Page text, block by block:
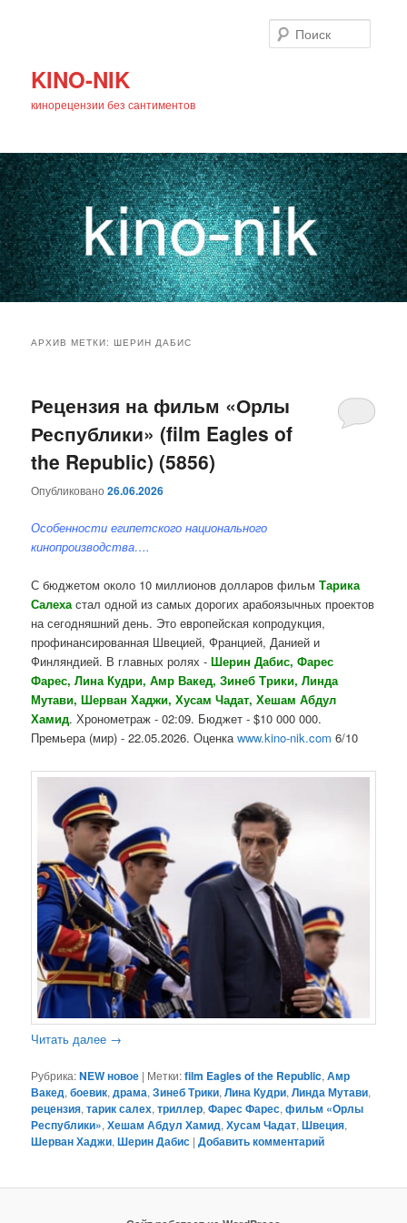
KINO-NIK
кинорецензии без сантиментов
основному
содержимому
дополнительному
содержимому
АРХИВ МЕТКИ:ШЕРИН ДАБИС
Рецензия на фильм «Орлы
Республики» (film Eagles of
the Republic) (5856)
Опубликовано26.06.2026
Особенности египетского национального
кинопроизводства….
С бюджетом около 10 миллионов долларов фильмТарика
Салехастал одной из самых дорогих арабоязычных проектов
на сегодняшний день. Это европейская копродукция,
профинансированная Швецией, Францией, Данией и
Финляндией. В главных ролях -Шерин Дабис, Фарес
Фарес, Лина Кудри, Амр Вакед, Зинеб Трики, Линда
Мутави, Шерван Хаджи, Хусам Чадат, Хешам Абдул
Хамид. Хронометраж - 02:09. Бюджет - $10 000 000.
Премьера (мир) - 22.05.2026. Оценкаwww.kino-nik.com 6/10
Читать далее →
Рубрика:NEW новое | Метки:film Eagles of the Republic,Амр
Вакед,боевик,драма,Зинеб Трики,Лина Кудри,Линда Мутави,
рецензия,тарик салех,триллер,Фарес Фарес,фильм «Орлы
Республики»,Хешам Абдул Хамид,Хусам Чадат,Швеция,
Шерван Хаджи,Шерин Дабис |Добавить комментарий